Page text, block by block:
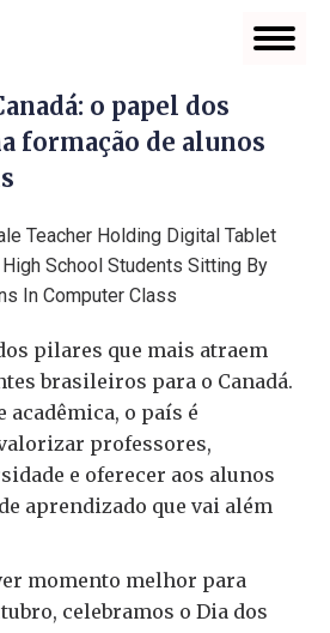
o papel dos
formação de alunos
pilares que mais atraem
brasileiros para o Canadá.
acadêmica, o país é
professores,
e oferecer aos alunos
aprendizado que vai além
momento melhor para
celebramos o Dia dos